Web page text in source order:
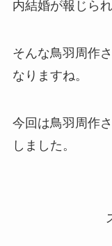
内結婚が報じら
そんな鳥羽周作
なりますね。
今回は鳥羽周作
しました。